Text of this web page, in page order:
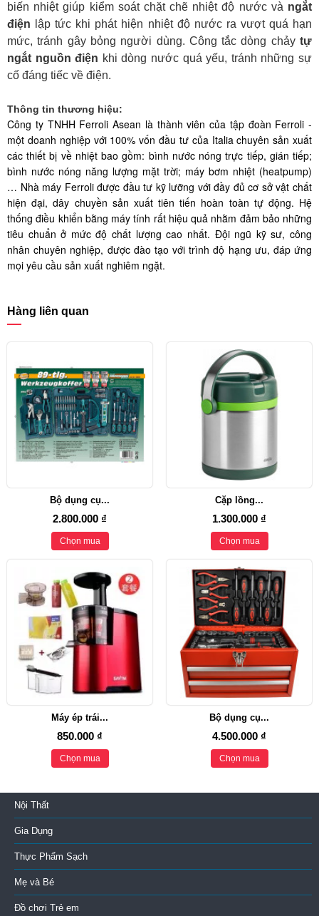
biến nhiệtgiúp kiểm soát chặt chẽ nhiệt độ nước và ngắt
điện lập tức khi phát hiện nhiệt độ nước ra vượt quá hạn
mức, tránh gây bỏng người dùng. Công tắc dòng chảytự
ngắt nguồn điện khi dòng nước quá yếu, tránh những sự
cố đáng tiếc về điện.
Thông tin thương hiệu:
​Công ty TNHH Ferroli Asean là thành viên của tập đoàn Ferroli -
một doanh nghiệp với 100% vốn đầu tư của Italia chuyên sản xuất
các thiết bị về nhiệt bao gồm: bình nước nóng trực tiếp, gián tiếp;
bình nước nóng năng lượng mặt trời; máy bơm nhiệt (heatpump)
… Nhà máy Ferroli được đầu tư kỹ lưỡng với đầy đủ cơ sở vật chất
hiện đại, dây chuyền sản xuất tiên tiến hoàn toàn tự động. Hệ
thống điều khiển bằng máy tính rất hiệu quả nhằm đảm bảo những
tiêu chuẩn ở mức độ chất lượng cao nhất. Đội ngũ kỹ sư, công
nhân chuyên nghiệp, được đào tạo với trình độ hạng ưu, đáp ứng
mọi yêu cầu sản xuất nghiêm ngặt.
Hàng liên quan
Bộ dụng cụ...
2.800.000 ₫
Chọn mua
Cặp lồng...
1.300.000 ₫
Chọn mua
Máy ép trái...
850.000 ₫
Chọn mua
Bộ dụng cụ...
4.500.000 ₫
Chọn mua
Nội Thất
Gia Dụng
Thực Phẩm Sạch
Mẹ và Bé
Đồ chơi Trẻ em